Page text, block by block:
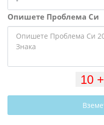
Опишете Проблема Си